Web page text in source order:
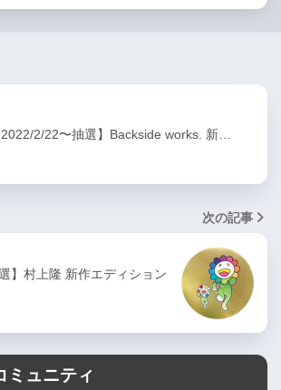
2022/2/22〜抽選】Backside works. 新…
次の記事
】村上隆 新作エディション
ミュニティ